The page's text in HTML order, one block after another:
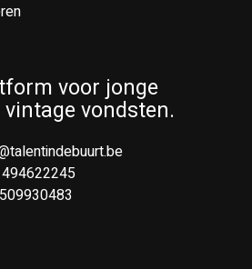
voor jonge
vondsten.